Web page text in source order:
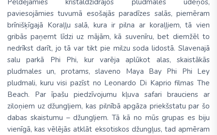
Peldējāmies kristāldzidrajos pludmales ūdeņos,
paviesojāmies tuvumā esošajās paradīzes salās, piemēram
brīnišķīgajā Koraļļu salā, kura ir pilna ar koraļļiem, tā vien
gribās paņemt līdzi uz mājām, kā suvenīru, bet diemžēl to
nedrīkst darīt, jo tā var tikt pie milzu soda lidostā. Slavenajā
salu parkā Phi Phi, kur varēja aplūkot alas, skaistākās
pludmales un, protams, slaveno Maya Bay Phi Phi Ley
pludmali, kuru visi pazīst no Leonardo Di Kaprio filmas The
Beach. Par īpašu piedzīvojumu kļuva safari brauciens ar
ziloņiem uz džungļiem, kas pilnībā apgāza priekšstatu par šo
dabas skaistumu – džungļiem. Tā kā no mūs grupas es biju
vienīgā, kas vēlējās atklāt eksotiskos džungļus, tad apmēram